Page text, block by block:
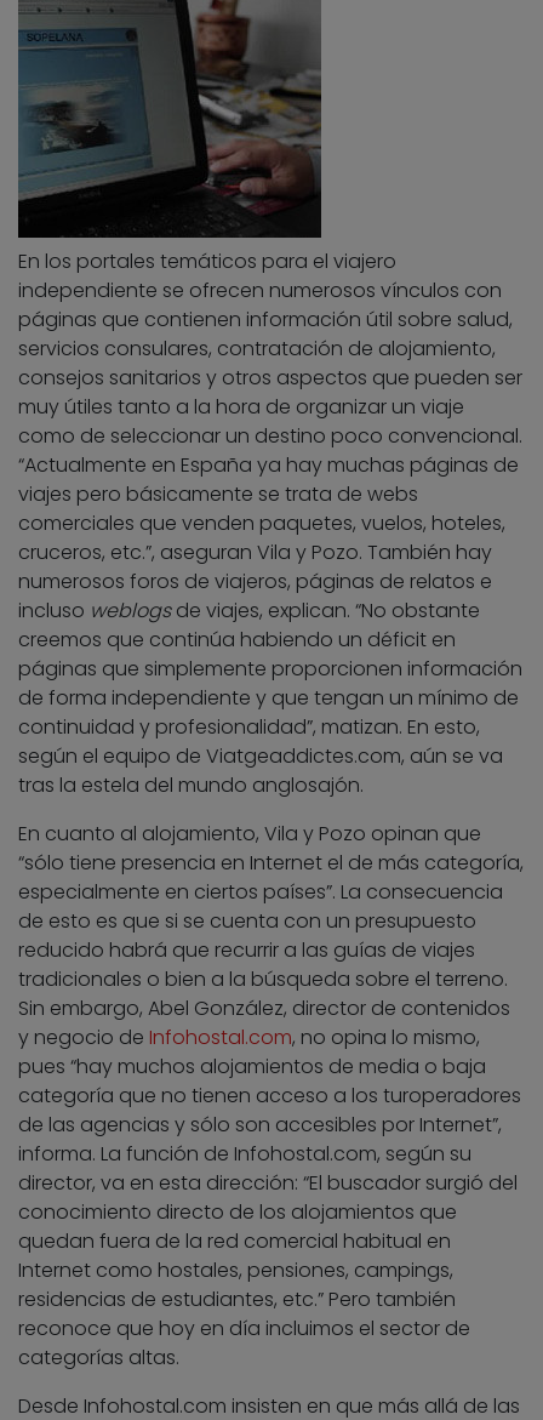
En los portales temáticos para el viajero
independiente se ofrecen numerosos vínculos con
páginas que contienen información útil sobre salud,
servicios consulares, contratación de alojamiento,
consejos sanitarios y otros aspectos que pueden ser
muy útiles tanto a la hora de organizar un viaje
como de seleccionar un destino poco convencional.
“Actualmente en España ya hay muchas páginas de
viajes pero básicamente se trata de webs
comerciales que venden paquetes, vuelos, hoteles,
cruceros, etc.”, aseguran Vila y Pozo. También hay
numerosos foros de viajeros, páginas de relatos e
incluso weblogsde viajes, explican. “No obstante
creemos que continúa habiendo un déficit en
páginas que simplemente proporcionen información
de forma independiente y que tengan un mínimo de
continuidad y profesionalidad”, matizan. En esto,
según el equipo de Viatgeaddictes.com, aún se va
tras la estela del mundo anglosajón.
En cuanto al alojamiento, Vila y Pozo opinan que
“sólo tiene presencia en Internet el de más categoría,
especialmente en ciertos países”. La consecuencia
de esto es que si se cuenta con un presupuesto
reducido habrá que recurrir a las guías de viajes
tradicionales o bien a la búsqueda sobre el terreno.
Sin embargo, Abel González, director de contenidos
y negocio de Infohostal.com, no opina lo mismo,
pues “hay muchos alojamientos de media o baja
categoría que no tienen acceso a los turoperadores
de las agencias y sólo son accesibles por Internet”,
informa. La función de Infohostal.com, según su
director, va en esta dirección: “El buscador surgió del
conocimiento directo de los alojamientos que
quedan fuera de la red comercial habitual en
Internet como hostales, pensiones, campings,
residencias de estudiantes, etc.” Pero también
reconoce que hoy en día incluimos el sector de
categorías altas.
Desde Infohostal.com insisten en que más allá de las